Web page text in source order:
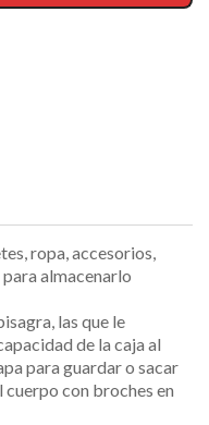
ropa, accesorios,
almacenarlo
las que le
de la caja al
para guardar o sacar
cuerpo con broches en